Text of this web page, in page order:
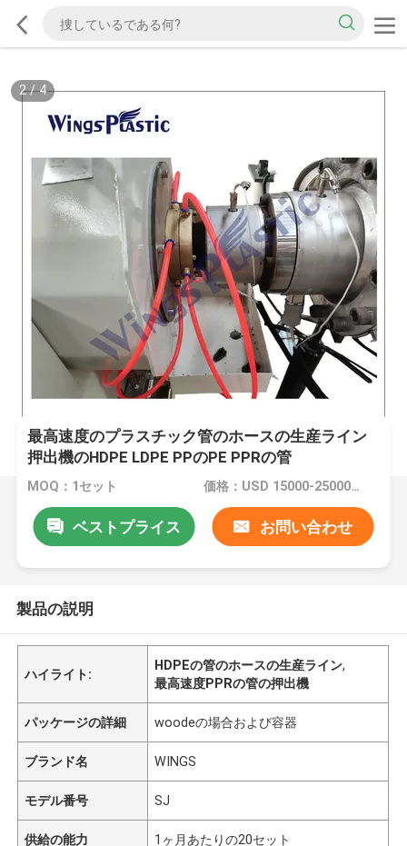
2/4
最高速度のプラスチック管のホースの生産ライン
押出機のHDPE LDPE PPのPE PPRの管
MOQ：1セット 価格：USD 15000-25000 per set
ベストプライス お問い合わせ
製品の説明
ハイライト:
HDPEの管のホースの生産ライン,
最高速度PPRの管の押出機
パッケージの詳細 woodeの場合および容器
ブランド名 WINGS
モデル番号 SJ
供給の能力 1ヶ月あたりの20セット